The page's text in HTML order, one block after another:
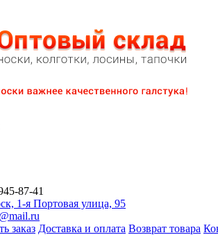
87-41
1-я Портовая улица, 95
заказ Доставка и оплата Возврат товара